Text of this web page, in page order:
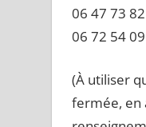
06 47 73
06 72 54
(À utiliser
fermée, en